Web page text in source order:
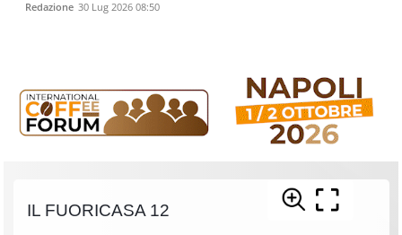
Redazione 30 Lug 2026 08:50